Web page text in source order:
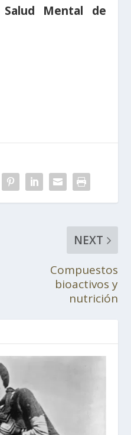
Salud Mental de
NEXT
Compuestos
bioactivos y
nutrición